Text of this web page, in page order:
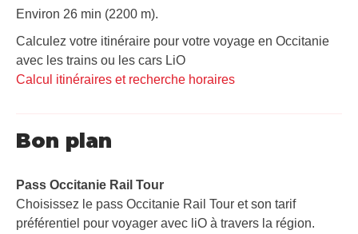
Environ 26 min (2200 m).
Calculez votre itinéraire pour votre voyage en Occitanie
avec les trains ou les cars LiO
Calcul itinéraires et recherche horaires
Bon plan
Pass Occitanie Rail Tour​
Choisissez le pass Occitanie Rail Tour et son tarif
préférentiel pour voyager avec liO à travers la région.